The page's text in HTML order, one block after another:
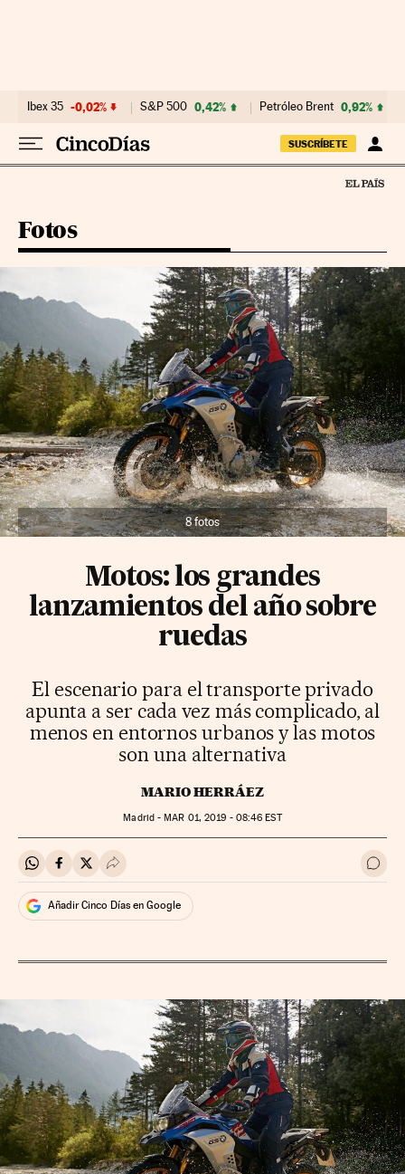
Ibex 35 -0,02% S&P 500 0,42% Petróleo Brent 0,92%
SUSCRÍBETE
Fotos
8 fotos
Motos: los grandes
lanzamientos del año sobre
ruedas
El escenario para el transporte privado
apunta a ser cada vez más complicado, al
menos en entornos urbanos y las motos
son una alternativa
MARIO HERRÁEZ
Madrid -MAR 01, 2019 - 08:46 EST
Compartir en Whatsapp
Compartir en Facebook
Compartir en Twitter
Desplegar Redes Sociales Ir a
Añadir Cinco Días en Google